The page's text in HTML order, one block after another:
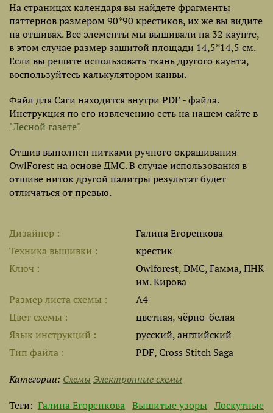
На страницах календаря вы найдете фрагменты
паттернов размером 90*90 крестиков, их же вы видите
на отшивах. Все элементы мы вышивали на 32 каунте,
в этом случае размер зашитой площади 14,5*14,5 см.
Если вы решите использовать ткань другого каунта,
воспользуйтесь калькулятором канвы.
Файл для Саги находится внутри PDF - файла.
Инструкция по его извлечению есть на нашем сайте в
"Лесной газете"
Отшив выполнен нитками ручного окрашивания
OwlForest на основе ДМС. В случае использования в
отшиве ниток другой палитры результат будет
отличаться от превью.
Дизайнер
Галина Егоренкова
Техника вышивки
крестик
Ключ
Owlforest, DMC, Гамма, ПНК
им. Кирова
Размер листа cхемы
A4
Цвет схемы
цветная, чёрно-белая
Язык инструкций
русский, английский
Тип файла
PDF, Cross Stitch Saga
Категории: Схемы Электронные схемы
Теги: Галина Егоренкова Вышитые узоры Лоскутные